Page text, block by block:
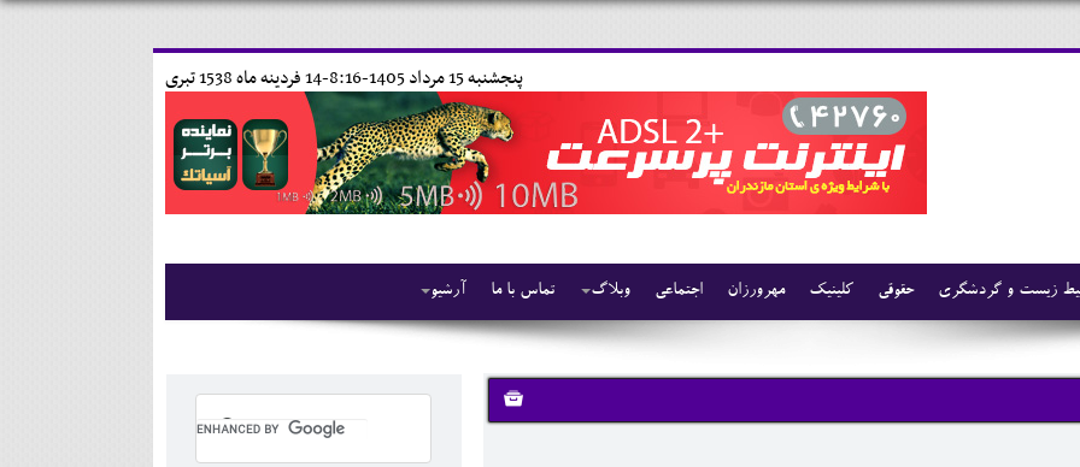
14 فردينه ماه 1538 تبری پنجشنبه 15 مرداد 1405-8:16-
آرشیو تماس با ما وبلاگ اجتماعی مهرورزان کلینیک حقوقی زیست و گردشگری